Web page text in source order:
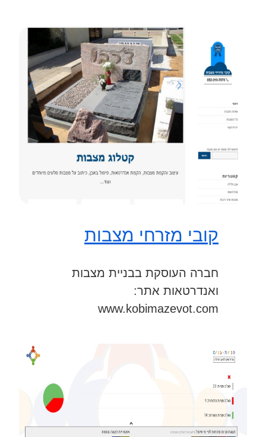
קובי מזרחי מצבות
חברה העוסקת בבניית מצבות
ואנדרטאות אתר:
www.kobimazevot.com